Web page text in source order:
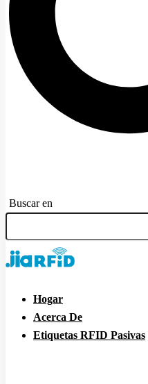
Buscar en
Hogar
Acerca De
Etiquetas RFID Pasivas